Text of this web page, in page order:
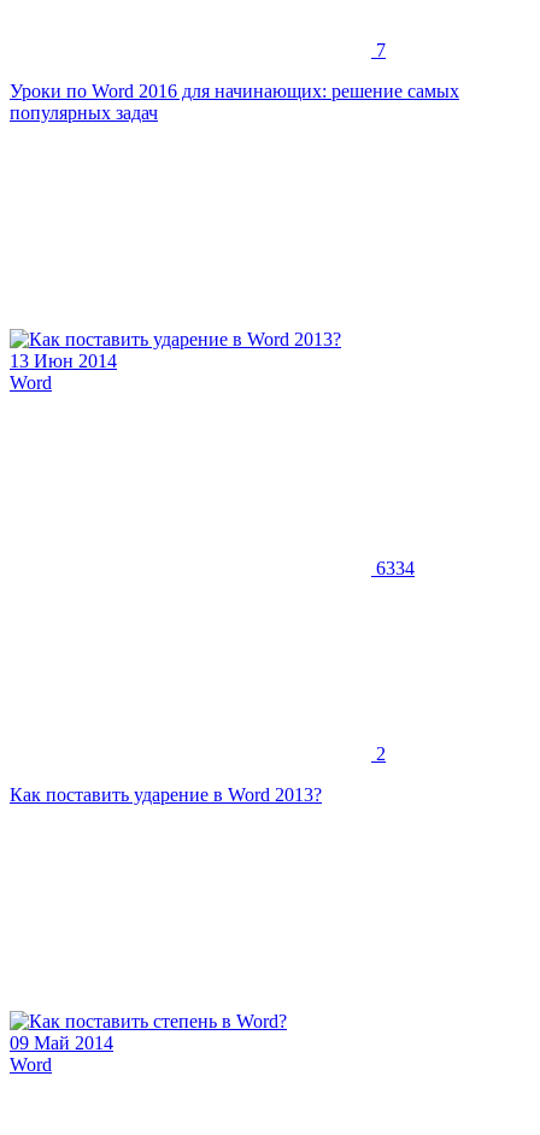
7
Уроки по Word 2016 для начинающих: решение самых
популярных задач
13 Июн 2014
Word
6334
2
Как поставить ударение в Word 2013?
09 Май 2014
Word